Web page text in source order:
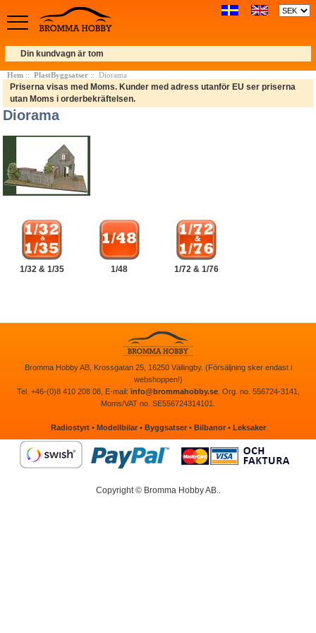
Din kundvagn är tom
Hem:: PlastByggsatser:: Diorama
Priserna visas med Moms. Kunder med adress utanför EU ser priserna
utan Moms i orderbekräftelsen.
Diorama
1/32 & 1/35 1/48 1/72 & 1/76
Bromma Hobby AB, Krossgatan 25, 16250 Vällingby. (Försäljning sker endast i
webshoppen!)
Tel. +46-(0)8 410 208 08, E-mail: info@brommahobby.se. Org. no. 556724-3141,
Moms/VAT no. SE556724314101.
Radiostyrt• Modellbilar• Byggsatser• Bilbanor• Leksaker
Copyright © Bromma Hobby AB..